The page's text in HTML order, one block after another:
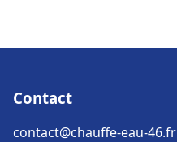
Contact
contact@chauffe-eau-46.fr